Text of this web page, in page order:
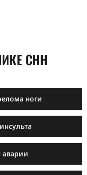
CHH
ноги
аварии